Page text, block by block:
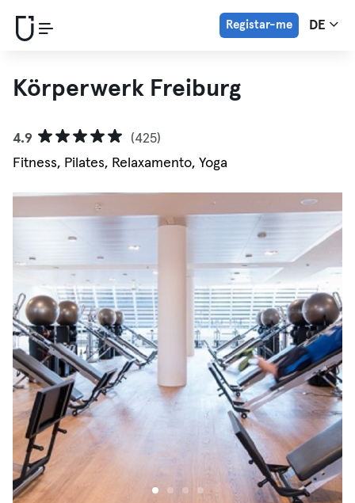
Registar-me DE
Körperwerk Freiburg
4.9
(425)
Fitness, Pilates, Relaxamento, Yoga